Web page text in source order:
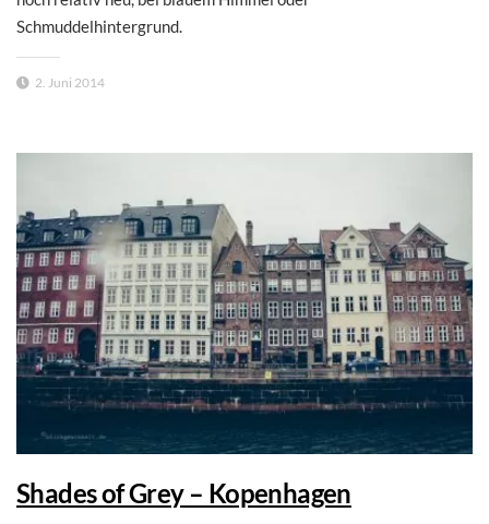
Schmuddelhintergrund.
2. Juni 2014
Shades of Grey – Kopenhagen